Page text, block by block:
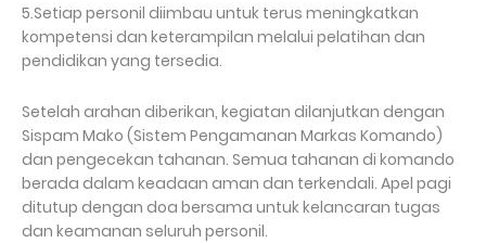
5.Setiap personil diimbau untuk terus meningkatkan
kompetensi dan keterampilan melalui pelatihan dan
pendidikan yang tersedia.
Setelah arahan diberikan, kegiatan dilanjutkan dengan
Sispam Mako (Sistem Pengamanan Markas Komando)
dan pengecekan tahanan. Semua tahanan di komando
berada dalam keadaan aman dan terkendali. Apel pagi
ditutup dengan doa bersama untuk kelancaran tugas
dan keamanan seluruh personil.